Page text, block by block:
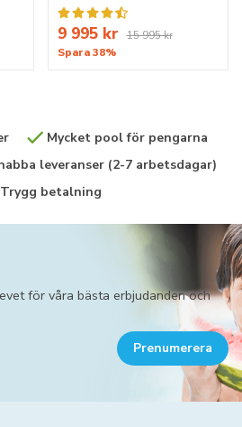
9 995 kr 15 995 kr
Spara 38%
Mycket pool för pengarna
leveranser (2-7 arbetsdagar)
betalning
för våra bästa erbjudanden och
Prenumerera